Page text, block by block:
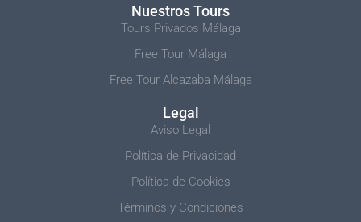
l
o
p
e
a
g
r
a
a
p
Nuestros Tours
Tours Privados Málaga
Free Tour Málaga
Free Tour Alcazaba Málaga
Legal
Aviso Legal
Política de Privacidad
Política de Cookies
Términos y Condiciones